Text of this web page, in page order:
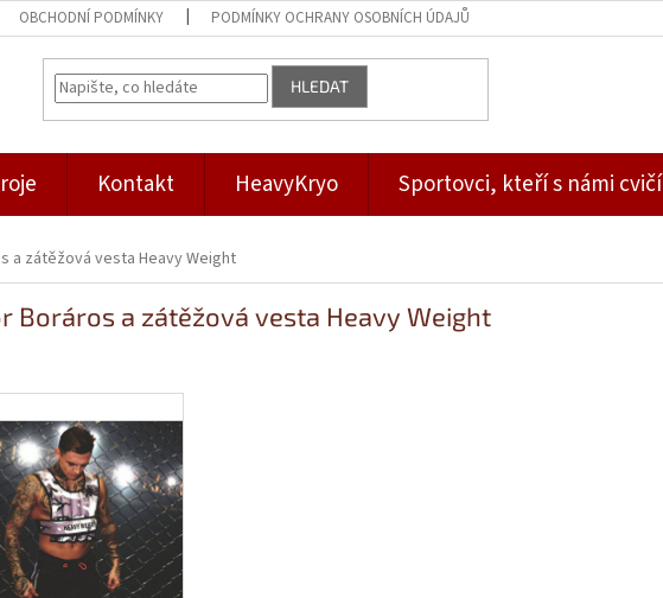
OBCHODNÍ PODMÍNKY PODMÍNKY OCHRANY OSOBNÍCH ÚDAJŮ
HLEDAT
Kontakt HeavyKryo Sportovci, kteří s námi cvičí
a zátěžová vesta Heavy Weight
Boráros a zátěžová vesta Heavy Weight